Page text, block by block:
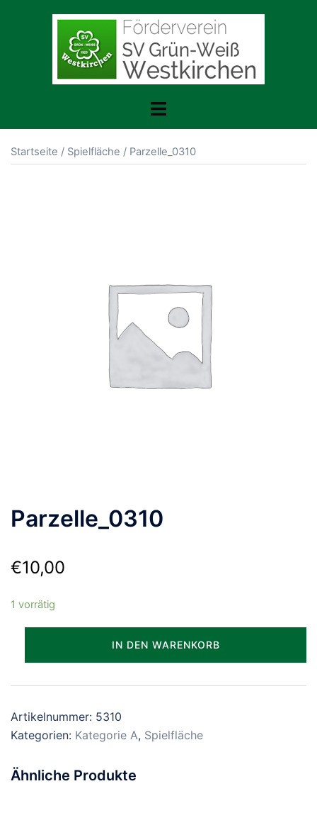
Toggle
Startseite / Spielfläche / Parzelle_0310
Parzelle_0310
€10,00
1 vorrätig
IN DEN WARENKORB
Artikelnummer: 5310
Kategorien: Kategorie A, Spielfläche
Ähnliche Produkte